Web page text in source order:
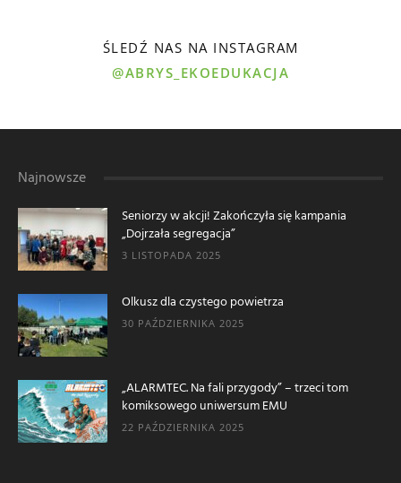
ŚLEDŹ NAS NA INSTAGRAM
@ABRYS_EKOEDUKACJA
Najnowsze
Seniorzy w akcji! Zakończyła się kampania
„Dojrzała segregacja”
3 LISTOPADA 2025
Olkusz dla czystego powietrza
30 PAŹDZIERNIKA 2025
„ALARMTEC. Na fali przygody” – trzeci tom
komiksowego uniwersum EMU
22 PAŹDZIERNIKA 2025